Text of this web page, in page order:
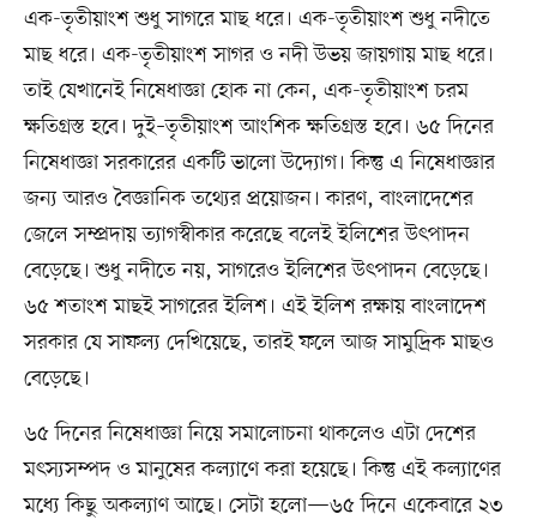
এক-তৃতীয়াংশ শুধু সাগরে মাছ ধরে। এক-তৃতীয়াংশ শুধু নদীতে
মাছ ধরে। এক-তৃতীয়াংশ সাগর ও নদী উভয় জায়গায় মাছ ধরে।
তাই যেখানেই নিষেধাজ্ঞা হোক না কেন, এক-তৃতীয়াংশ চরম
ক্ষতিগ্রস্ত হবে। দুই–তৃতীয়াংশ আংশিক ক্ষতিগ্রস্ত হবে। ৬৫ দিনের
নিষেধাজ্ঞা সরকারের একটি ভালো উদ্যোগ। কিন্তু এ নিষেধাজ্ঞার
জন্য আরও বৈজ্ঞানিক তথ্যের প্রয়োজন। কারণ, বাংলাদেশের
জেলে সম্প্রদায় ত্যাগস্বীকার করেছে বলেই ইলিশের উৎপাদন
বেড়েছে। শুধু নদীতে নয়, সাগরেও ইলিশের ‍উৎপাদন বেড়েছে।
৬৫ শতাংশ মাছই সাগরের ইলিশ। এই ইলিশ রক্ষায় বাংলাদেশ
সরকার যে সাফল্য দেখিয়েছে, তারই ফলে আজ সামুদ্রিক মাছও
বেড়েছে।
৬৫ দিনের নিষেধাজ্ঞা নিয়ে সমালোচনা থাকলেও এটা দেশের
মৎস্যসম্পদ ও মানুষের কল্যাণে করা হয়েছে। কিন্তু এই কল্যাণের
মধ্যে কিছু অকল্যাণ আছে। সেটা হলো—৬৫ দিনে একেবারে ২৩